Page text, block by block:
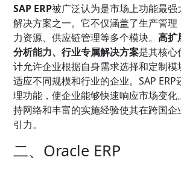
SAP ERP被广泛认为是市场上功能最强
解决方案之一。它不仅涵盖了生产管理
力资源、供应链管理等多个模块。高扩
分析能力、行业专属解决方案是其核心
计允许企业根据自身需求选择和定制
适应不同规模和行业的企业。SAP
理功能，使企业能够快速响应市场变
持网络和丰富的实施经验使其在跨国企
引力。
二、Oracle ERP